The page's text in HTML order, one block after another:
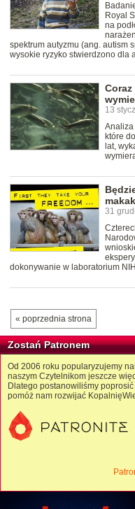
Royal
na
spektrum autyzmu (ang. autism
wysokie ryzyko stwierdzono dla
13
które
lat,
31
dokonywanie w laboratorium
« poprzednia strona
Zostań Patronem
Od 2006 roku popularyzujemy
naszym Czytelnikom jeszcze
Dlatego postanowiliśmy
pomóż nam rozwijać